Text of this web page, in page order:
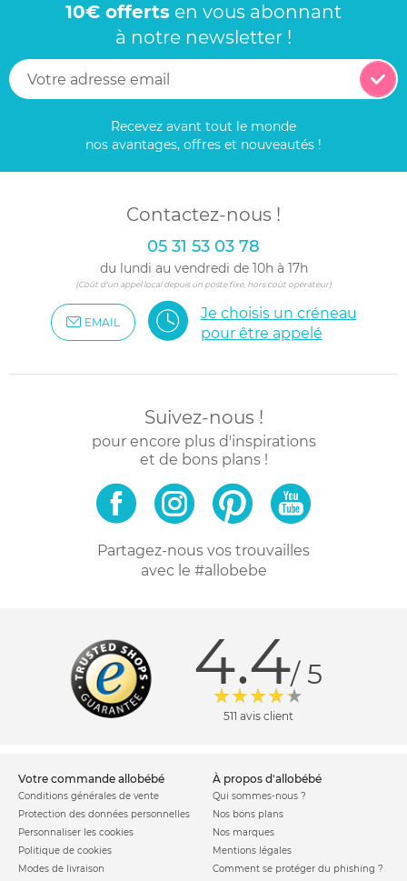
10€ offerts en vous abonnant
à notre newsletter !
Recevez avant tout le monde
nos avantages, offres et nouveautés !
Contactez-nous !
05 31 53 03 78
du lundi au vendredi de 10h à 17h
(Coût d'un appel local depuis un poste fixe, hors coût opérateur)
EMAIL
Je choisis un créneau
pour être appelé
Suivez-nous !
pour encore plus d'inspirations
et de bons plans !
Partagez-nous vos trouvailles
avec le #allobebe
4.4/ 5
511 avis client
votre commande allobébé
Conditions générales de vente
Protection des données personnelles
Personnaliser les cookies
Politique de cookies
Modes de livraison
à propos d'allobébé
Qui sommes-nous ?
Nos bons plans
Nos marques
Mentions légales
Comment se protéger du phishing ?